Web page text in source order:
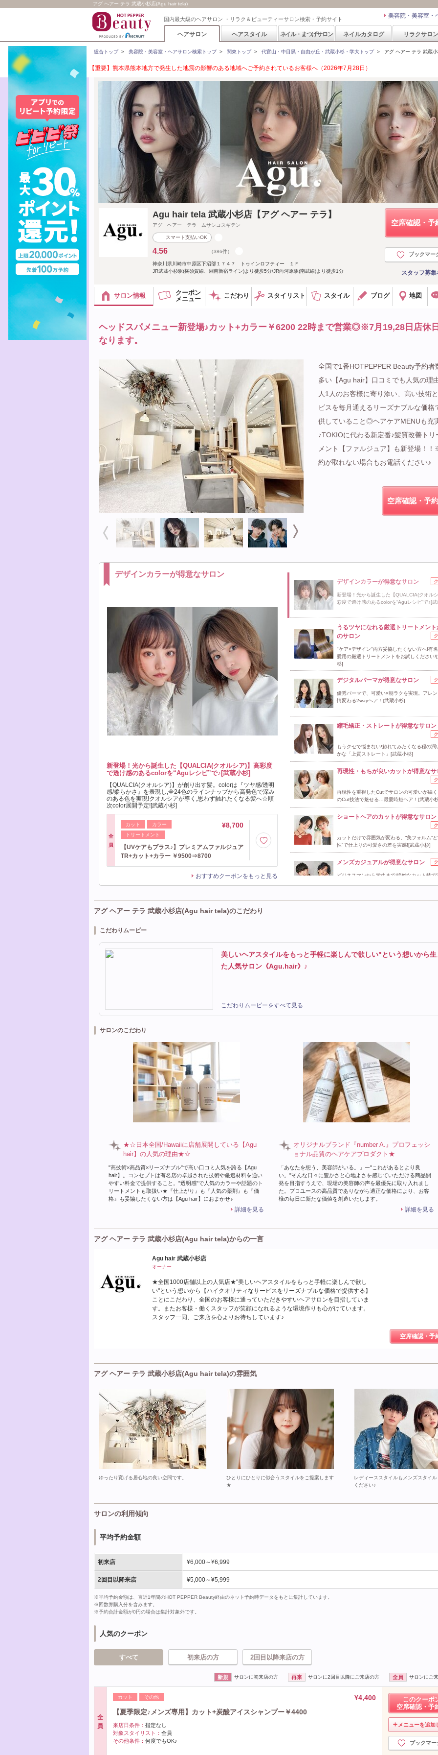
アグ ヘアー テラ 武蔵小杉店(Agu hair tela)
国内最大級のヘアサロン ・リラク＆ビューティーサロン検索・予約サイト 美容院・美容室・
ヘアサロン ヘアスタイル ネイル・まつげサロン ネイルカタログ リラクサロン
総合トップ> 美容院・美容室・ヘアサロン検索トップ> 関東トップ> 代官山・中目黒・自由が丘・武蔵小杉・学大トップ> アグ ヘアー テラ 武蔵
【重要】熊本県熊本地方で発生した地震の影響のある地域へご予約されているお客様へ（2026年7月28日）
空席確認・予
ブックマー
スタッフ募
Agu hair tela 武蔵小杉店【アグ ヘアー テラ】
アグ ヘアー テラ ムサシコスギテン
スマート支払いOK
4.56 （386件）
神奈川県川崎市中原区下沼部１７４７ トゥインロフティー １Ｆ
JR武蔵小杉駅(横須賀線、湘南新宿ライン)より徒歩5分/JR向河原駅(南武線)より徒歩1分
サロン情報
クーポン
メニュー
こだわり スタイリスト スタイル ブログ 地図
ヘッドスパメニュー新登場♪カット+カラー￥6200 22時まで営業◎※7月19,28日店休
なります。
全国で1番HOTPEPPER Beauty予約者
多い【Agu hair】口コミでも人気の理
人1人のお客様に寄り添い、高い技術
ビスを毎月通えるリーズナブルな価格
供していること◎ヘアケアMENUも充
♪TOKIOに代わる新定番♪髪質改善トリ
メント【ファルジュア】も新登場！
約が取れない場合もお電話ください♪
空席確認・予
デザインカラーが得意なサロン
新登場！光から誕生した【QUALCIA(クオルシア)】高彩度
で透け感のあるcolorを“Aguレシピ”で♪[武蔵小杉]
【QUALCIA(クオルシア)】が創り出す髪。colorは『ツヤ感/透明
感/柔らかさ』を表現し,全24色のラインナップから高発色で深み
のある色を実現!クオルシアが導く,思わず触れたくなる髪へ☆順
次color展開予定![武蔵小杉]
全
員
カット
カラー
トリートメント
¥8,700
【UVケアもプラス♪】プレミアムファルジュア
TR+カット+カラー ￥9500⇒8700
おすすめクーポンをもっと見る
デザインカラーが得意なサロン
新登場！光から誕生した【QUALCIA(クオル
彩度で透け感のあるcolorを“Aguレシピ”で♪[
うるツヤになれる厳選トリートメント
のサロン
"ケア×デザイン"両方妥協したくない方へ!有
愛用の厳選トリートメントをお試しください
杉]
デジタルパーマが得意なサロン
優秀パーマで、可愛い×朝ラクを実現。アレ
情変わる2wayヘア！[武蔵小杉]
縮毛矯正・ストレートが得意なサロン
もうクセで悩まない!触れてみたくなる程の潤
かな「上質ストレート」[武蔵小杉]
再現性・もちが良いカットが得意なサ
再現性を重視したCutでサロンの可愛いが続
のCut技法で魅せる…最愛時短ヘア！[武蔵小
ショートヘアのカットが得意なサロン
カットだけで雰囲気が変わる。“美フォルム”と
性”で仕上りの可愛さの差を実感![武蔵小杉]
メンズカジュアルが得意なサロン
ビジネスマンから学生まで!絶妙なカット技で
アグ ヘアー テラ 武蔵小杉店(Agu hair tela)のこだわり
こだわりムービー
美しいヘアスタイルをもっと手軽に楽しんで欲しい"という想いから生
た人気サロン《Agu.hair》♪
こだわりムービーをすべて見る
サロンのこだわり
★☆日本全国/Hawaiiに店舗展開している【Agu
hair】の人気の理由★☆
"高技術×高品質×リーズナブル"で高い口コミ人気を誇る【Agu
hair】。コンセプトは有名店の卓越された技術や厳選材料を通い
やすい料金で提供すること。"透明感"で人気のカラーや話題のト
リートメントも取扱い★『仕上がり』も『人気の薬剤』も『価
格』も妥協したくない方は【Agu hair】におまかせ♪
詳細を見る
オリジナルブランド『number A.』プロフェッシ
ョナル品質のヘアケアプロダクト★
「あなたを想う、美容師がいる。」ー"これがあるとより良
い。"そんな日々に豊かさと心地よさを感じていただける商品開
発を目指すうえで、現場の美容師の声を最優先に取り入れまし
た。プロユースの高品質でありながら適正な価格により、お客
様の毎日に新たな価値を創造いたします。
詳細を見る
アグ ヘアー テラ 武蔵小杉店(Agu hair tela)からの一言
Agu hair 武蔵小杉店
オーナー
★全国1000店舗以上の人気店★"美しいヘアスタイルをもっと手軽に楽しんで欲し
い"という想いから【ハイクオリティなサービスをリーズナブルな価格で提供する】
ことにこだわり、全国のお客様に通っていただきやすいヘアサロンを目指していま
す。またお客様・働くスタッフが笑顔になれるような環境作りも心がけています。
スタッフ一同、ご来店を心よりお待ちしています♪
空席確認・予
アグ ヘアー テラ 武蔵小杉店(Agu hair tela)の雰囲気
ゆったり寛げる居心地の良い空間です。
ひとりにひとりに似合うスタイルをご提案します
★
レディーススタイルもメンズスタイ
ください♪
サロンの利用傾向
平均予約金額
初来店 ¥6,000～¥6,999
2回目以降来店 ¥5,000～¥5,999
※平均予約金額は、直近1年間のHOT PEPPER Beauty経由のネット予約時データをもとに集計しています。
※回数券購入分を含みます。
※予約合計金額が0円の場合は集計対象外です。
人気のクーポン
すべて 初来店の方 2回目以降来店の方
新規 サロンに初来店の方 再来 サロンに2回目以降にご来店の方 全員 サロンにご
全
員
カット その他
¥4,400
【夏季限定♪メンズ専用】カット+炭酸アイスシャンプー￥4400
来店日条件： 指定なし
対象スタイリスト： 全員
その他条件： 何度でもOK♪
このクーポ
空席確認・予
メニューを追加
ブックマー